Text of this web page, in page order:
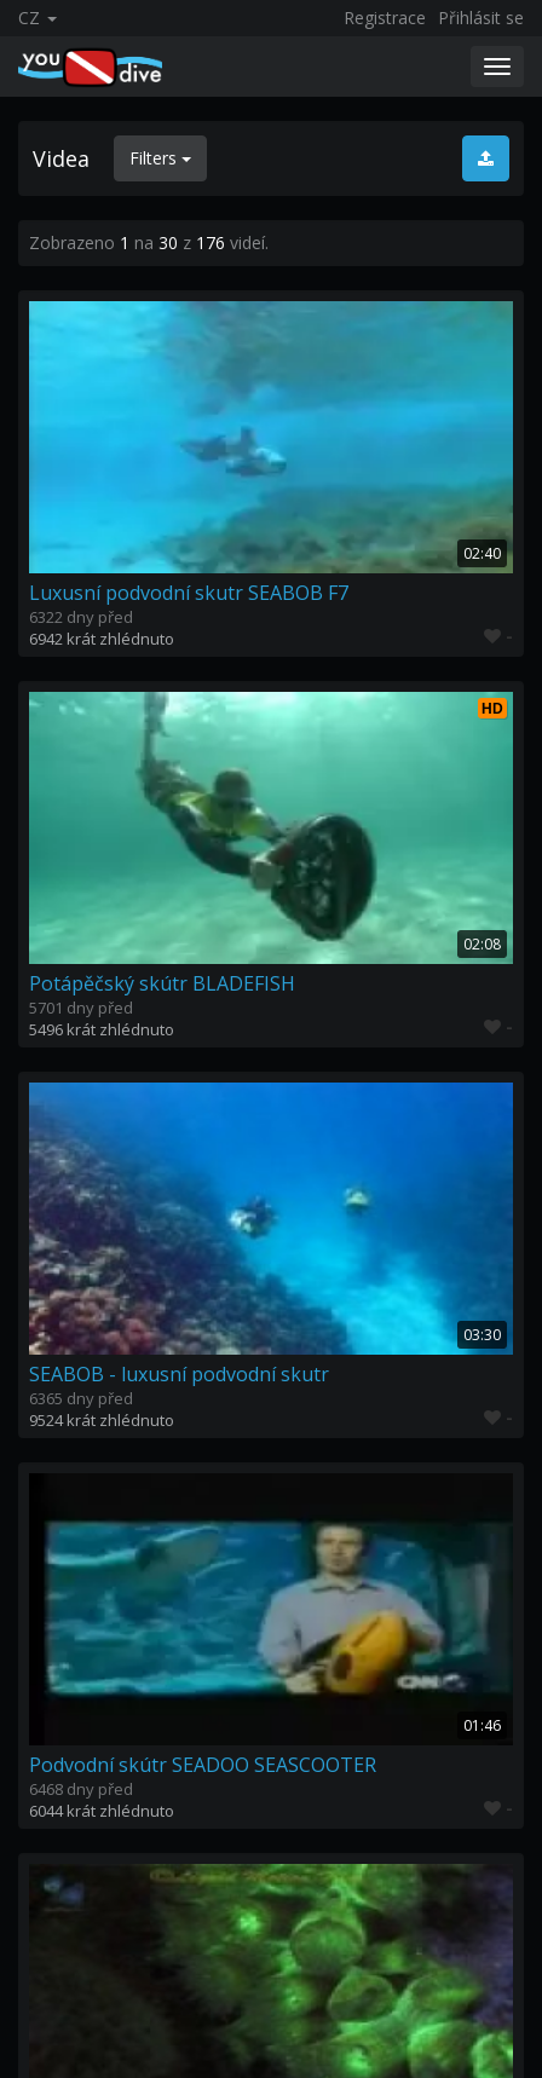
CZ Registrace Přihlásit se
Videa Filters
Zobrazeno 1 na 30 z 176 videí.
02:40
Luxusní podvodní skutr SEABOB F7
6322 dny před
6942 krát zhlédnuto
-
HD
02:08
Potápěčský skútr BLADEFISH
5701 dny před
5496 krát zhlédnuto
-
03:30
SEABOB - luxusní podvodní skutr
6365 dny před
9524 krát zhlédnuto
-
01:46
Podvodní skútr SEADOO SEASCOOTER
6468 dny před
6044 krát zhlédnuto
-